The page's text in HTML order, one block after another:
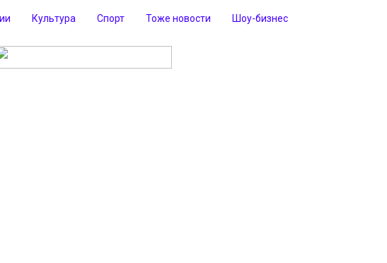
Культура Спорт Тоже новости Шоу-бизнес